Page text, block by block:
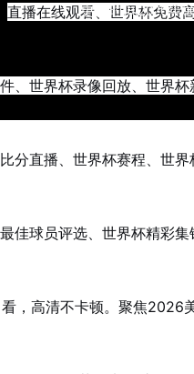
直播在线观看、世界杯免费
件、世界杯录像回放、世界
比分直播、世界杯赛程、世
最佳球员评选、世界杯精彩
看，高清不卡顿。聚焦2026
更新时间2026年